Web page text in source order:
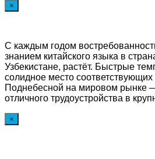
×
С каждым годом
знанием китайского языка в
Узбекистане, растёт. Быстрые
солидное место
Поднебесной на мировом рынке
отличного трудоустройства в
×